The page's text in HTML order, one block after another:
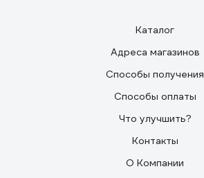
Каталог
Адреса магазинов
Способы получения
Способы оплаты
Что улучшить?
Контакты
О Компании